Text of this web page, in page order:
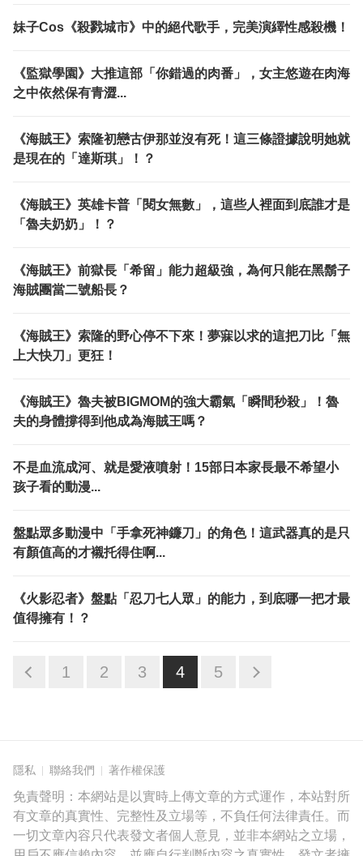
妹子Cos《殺戮城市》中的絕代歌手，完美演繹性感殺機！
《監獄學園》大推這部「你錯過的肉番」，女主悠遊在肉海
之中依然保有青澀...
《海賊王》索隆初戀古伊那並沒有死！這三條證據說明她就
是現在的「達斯琪」！？
《海賊王》英雄卡普「閱女無數」，這些人裡面到底誰才是
「魯夫奶奶」！？
《海賊王》前獄長「希留」能力超級強，為何只能在黑鬍子
海賊團當二號船長？
《海賊王》索隆的野心停不下來！夢寐以求的這把刀比「無
上大快刀」更狂！
《海賊王》魯夫被BIGMOM的強大霸氣「瞬間秒殺」！魯
夫的身體撐得到他成為海賊王嗎？
不是血流成河、就是愛液噴射！15部日本家長最不希望小
孩子看的動漫...
盤點眾多動漫中「手拿死神鐮刀」的角色！這武器真的是只
有顏值高的才襯托得住啊...
《火影忍者》盤點「忍刀七人眾」的能力，到底哪一把才最
值得擁有！？
1 2 3 4 5
隱私 聯絡我們 著作權保護
免責聲明：本網站是以實時上傳文章的方式運作，本站對所
有文章的真實性、完整性及立場等，不負任何法律責任。而
一切文章內容只代表發文者個人意見，並非本網站之立場，